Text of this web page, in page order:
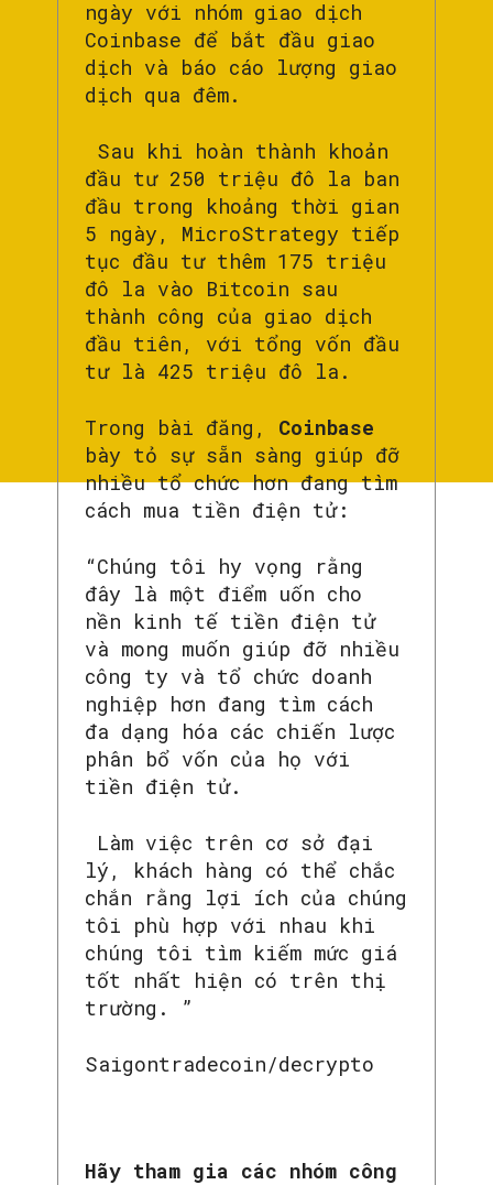
ngày với nhóm giao dịch
Coinbase để bắt đầu giao
dịch và báo cáo lượng giao
dịch qua đêm.
Sau khi hoàn thành khoản
đầu tư 250 triệu đô la ban
đầu trong khoảng thời gian
5 ngày, MicroStrategy tiếp
tục đầu tư thêm 175 triệu
đô la vào Bitcoin sau
thành công của giao dịch
đầu tiên, với tổng vốn đầu
tư là 425 triệu đô la.
Trong bài đăng, Coinbase
bày tỏ sự sẵn sàng giúp đỡ
nhiều tổ chức hơn đang tìm
cách mua tiền điện tử:
“Chúng tôi hy vọng rằng
đây là một điểm uốn cho
nền kinh tế tiền điện tử
và mong muốn giúp đỡ nhiều
công ty và tổ chức doanh
nghiệp hơn đang tìm cách
đa dạng hóa các chiến lược
phân bổ vốn của họ với
tiền điện tử.
Làm việc trên cơ sở đại
lý, khách hàng có thể chắc
chắn rằng lợi ích của chúng
tôi phù hợp với nhau khi
chúng tôi tìm kiếm mức giá
tốt nhất hiện có trên thị
trường. ”
Saigontradecoin/decrypto
Hãy tham gia các nhóm công